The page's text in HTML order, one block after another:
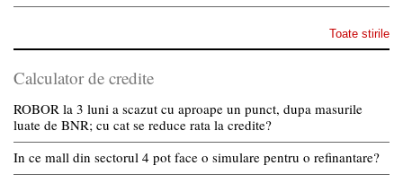
Toate stirile
Calculator de credite
ROBOR la 3 luni a scazut cu aproape un punct, dupa masurile
luate de BNR; cu cat se reduce rata la credite?
In ce mall din sectorul 4 pot face o simulare pentru o refinantare?